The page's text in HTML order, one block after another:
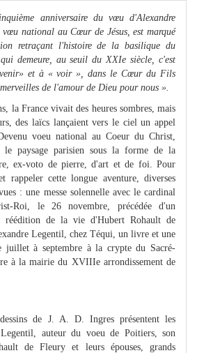
anniversaire du vœu d'Alexandre
vœu national au Cœur de Jésus, est marqué
retraçant l'histoire de la basilique du
demeure, au seuil du XXIe siècle, c'est
et à « voir », dans le Cœur du Fils
de l'amour de Dieu pour nous ».
la France vivait des heures sombres, mais
des laïcs lançaient vers le ciel un appel
voeu national au Coeur du Christ,
le paysage parisien sous la forme de la
ex-voto de pierre, d'art et de foi. Pour
rappeler cette longue aventure, diverses
: une messe solennelle avec le cardinal
Roi, le 26 novembre, précédée d'un
réédition de la vie d'Hubert Rohault de
Legentil, chez Téqui, un livre et une
juillet à septembre à la crypte du Sacré-
à la mairie du XVIIIe arrondissement de
de J. A. D. Ingres présentent les
auteur du voeu de Poitiers, son
de Fleury et leurs épouses, grands